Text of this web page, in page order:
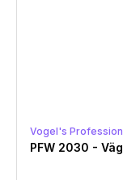
Vogel's
PFW 2030 -